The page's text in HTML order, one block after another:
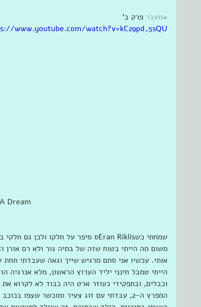
#מעבר פרק ב'
www.youtube.com/watch?v=kC29pd_5sQU
Dream
משום מה הייתי בטוח שזה של בתיה גור ולא רם אורן
אותי. עכשיו אני סתם מרגיש שייך וגאה שעבדתי תחת
הייתי טמבל חינני יליד הערוץ הראשון, מלא אנרגיה
וכבלים, ובתפקידי כעוזר ארט היה כבוד לא לקרוא